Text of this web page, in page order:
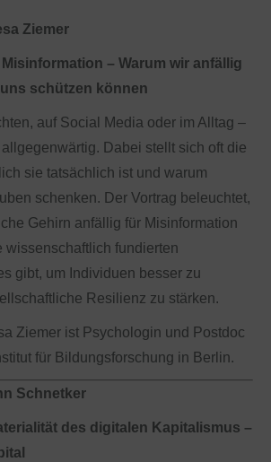
Ziemer
– Warum wir anfällig
schützen können
auf Social Media oder im Alltag –
Dabei stellt sich oft die
sie tatsächlich ist und warum
schenken. Der Vortrag beleuchtet,
Gehirn anfällig für Misinformation
wissenschaftlich fundierten
gibt, um Individuen besser zu
Resilienz zu stärken.
Ziemer ist Psychologin und Postdoc
für Bildungsforschung in Berlin.
Schnetker
des digitalen Kapitalismus –